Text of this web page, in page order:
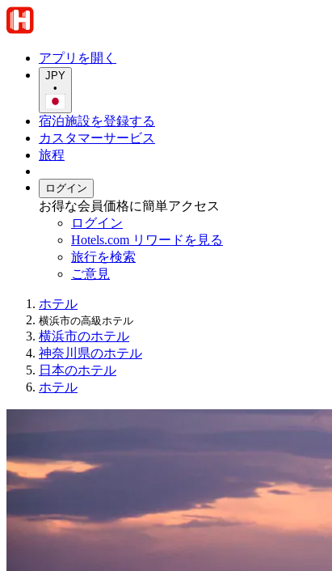
アプリを開く
JPY
•
宿泊施設を登録する
カスタマーサービス
旅程
ログイン
お得な会員価格に簡単アクセス
ログイン
Hotels.com リワードを見る
旅行を検索
ご意見
ホテル
横浜市の高級ホテル
横浜市のホテル
神奈川県のホテル
日本のホテル
ホテル